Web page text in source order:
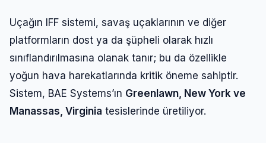
Uçağın IFF sistemi, savaş uçaklarının ve diğer
platformların dost ya da şüpheli olarak hızlı
sınıflandırılmasına olanak tanır; bu da özellikle
yoğun hava harekatlarında kritik öneme sahiptir.
Sistem, BAE Systems’ın Greenlawn, New York ve
Manassas, Virginia tesislerinde üretiliyor.